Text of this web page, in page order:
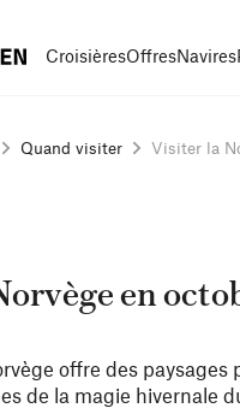
CroisièresOffresNavires
Quand visiter Visiter la
en
offre des
de la magie hivernale